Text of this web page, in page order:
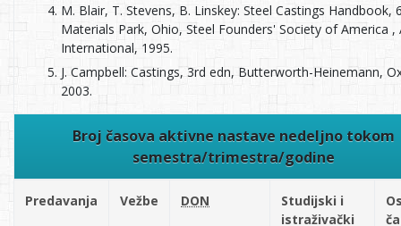
M. Blair, T. Stevens, B. Linskey: Steel Castings Handbook,
Materials Park, Ohio, Steel Founders' Society of America ,
International, 1995.
J. Campbell: Castings, 3rd edn, Butterworth-Heinemann,
2003.
Broj časova aktivne nastave nedeljno tokom
semestra/trimestra/godine
Predavanja Vežbe DON
Studijski i
istraživački